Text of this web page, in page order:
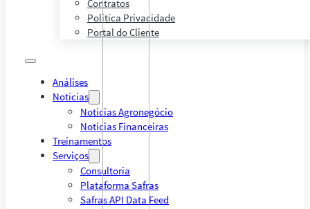
Contratos
Política Privacidade
Portal do Cliente
Análises
Notícias
Notícias Agronegócio
Notícias Financeiras
Treinamentos
Serviços
Consultoria
Plataforma Safras
Safras API Data Feed